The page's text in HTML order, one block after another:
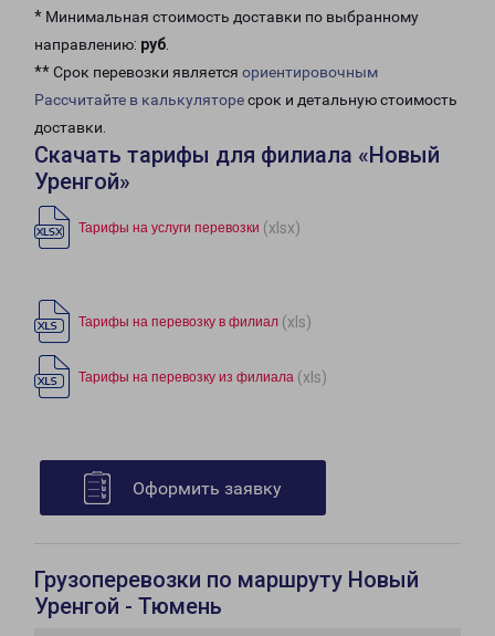
* Минимальная стоимость доставки по выбранному
направлению: руб.
** Срок перевозки является ориентировочным
Рассчитайте в калькуляторесрок и детальную стоимость
доставки.
Скачать тарифы для филиала «Новый
Уренгой»
Тарифы на услуги перевозки (xlsx)
Тарифы на перевозку в филиал (xls)
Тарифы на перевозку из филиала (xls)
Оформить заявку
Грузоперевозки по маршруту Новый
Уренгой - Тюмень